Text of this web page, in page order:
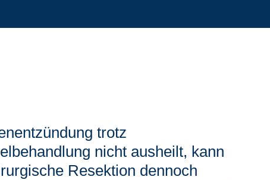
trotz
nicht ausheilt, kann
Resektion dennoch